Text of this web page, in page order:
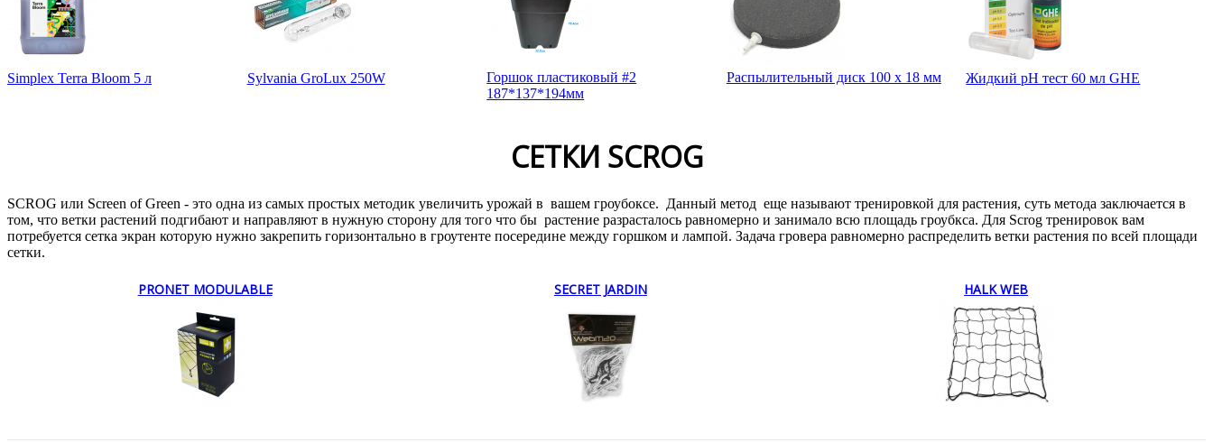
Simplex Terra Bloom 5 л Sylvania GroLux 250W
Горшок пластиковый #2
187*137*194мм
Распылительный диск 100 х 18 мм Жидкий pH тест 60 мл GHE
СЕТКИ SCROG
SCROG или Screen of Green - это одна из самых простых методик увеличить урожай в вашем гроубоксе. Данный метод еще называют тренировкой для растения, суть метода заключается в
том, что ветки растений подгибают и направляют в нужную сторону для того что бы растение разрасталось равномерно и занимало всю площадь гроубкса. Для Scrog тренировок вам
потребуется сетка экран которую нужно закрепить горизонтально в гроутенте посередине между горшком и лампой. Задача гровера равномерно распределить ветки растения по всей площади
сетки.
PRONET MODULABLE SECRET JARDIN HALK WEB